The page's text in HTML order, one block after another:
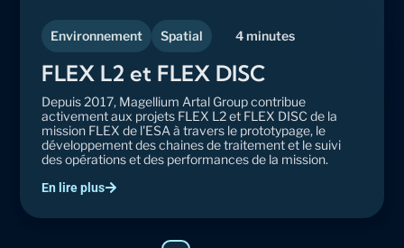
Environnement Spatial 4 minutes
FLEX L2 et FLEX DISC
Depuis 2017, Magellium Artal Group contribue
activement aux projets FLEX L2 et FLEX DISC de la
mission FLEX de l'ESA à travers le prototypage, le
développement des chaines de traitement et le suivi
des opérations et des performances de la mission.
En lire plus